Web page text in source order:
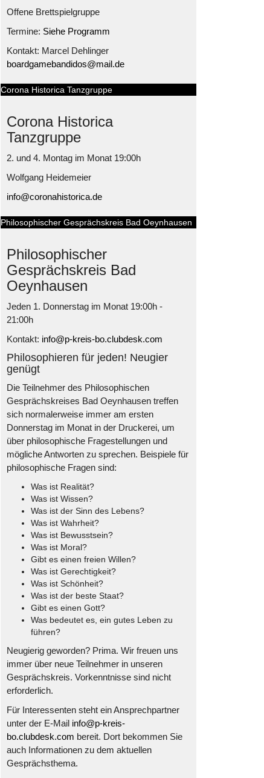
Offene Brettspielgruppe
Termine: Siehe Programm
Kontakt: Marcel Dehlinger
boardgamebandidos@mail.de
Corona Historica Tanzgruppe
Corona Historica
Tanzgruppe
2. und 4. Montag im Monat 19:00h
Wolfgang Heidemeier
info@coronahistorica.de
Philosophischer Gesprächskreis Bad Oeynhausen
Philosophischer
Gesprächskreis Bad
Oeynhausen
Jeden 1. Donnerstag im Monat 19:00h -
21:00h
Kontakt: info@p-kreis-bo.clubdesk.com
Philosophieren für jeden! Neugier
genügt
Die Teilnehmer des Philosophischen
Gesprächskreises Bad Oeynhausen treffen
sich normalerweise immer am ersten
Donnerstag im Monat in der Druckerei, um
über philosophische Fragestellungen und
mögliche Antworten zu sprechen. Beispiele für
philosophische Fragen sind:
Was ist Realität?
Was ist Wissen?
Was ist der Sinn des Lebens?
Was ist Wahrheit?
Was ist Bewusstsein?
Was ist Moral?
Gibt es einen freien Willen?
Was ist Gerechtigkeit?
Was ist Schönheit?
Was ist der beste Staat?
Gibt es einen Gott?
Was bedeutet es, ein gutes Leben zu
führen?
Neugierig geworden? Prima. Wir freuen uns
immer über neue Teilnehmer in unseren
Gesprächskreis. Vorkenntnisse sind nicht
erforderlich.
Für Interessenten steht ein Ansprechpartner
unter der E-Mail info@p-kreis-
bo.clubdesk.com bereit. Dort bekommen Sie
auch Informationen zu dem aktuellen
Gesprächsthema.